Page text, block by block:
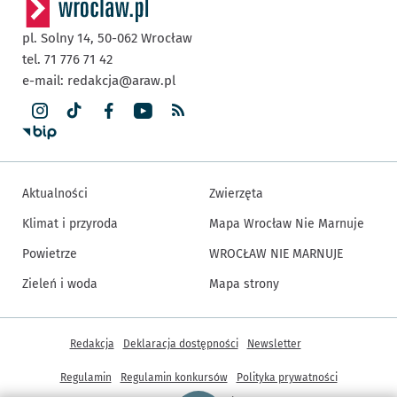
pl. Solny 14, 50-062 Wrocław
tel. 71 776 71 42
e-mail: redakcja@araw.pl
Aktualności
Klimat i przyroda
Powietrze
Zieleń i woda
Zwierzęta
Mapa Wrocław Nie Marnuje
WROCŁAW NIE MARNUJE
Mapa strony
Inne informacje
Redakcja Deklaracja dostępności Newsletter
Regulamin Regulamin konkursów
Polityka prywatności